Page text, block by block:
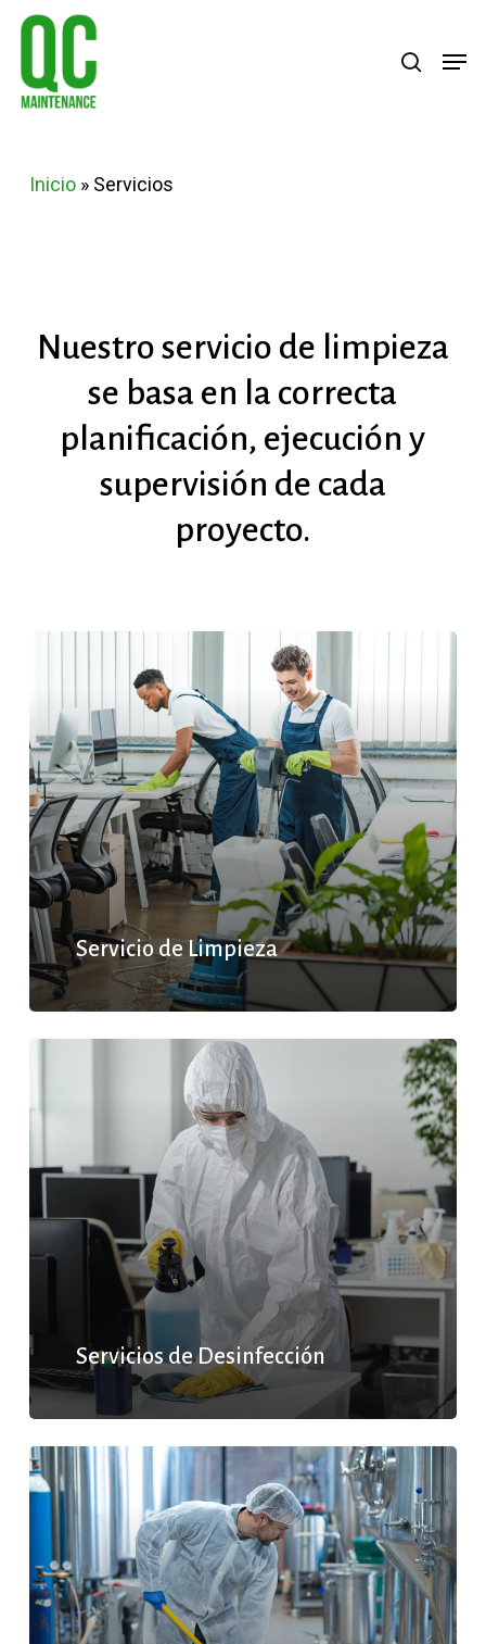
Skip
main
Inicio» Servicios
Nuestro servicio de limpieza
se basa en la correcta
planificación, ejecución y
supervisión de cada
proyecto.
Servicio de Limpieza
Servicios de Desinfección